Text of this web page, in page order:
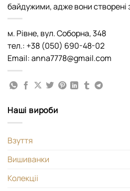
байдужими, адже вони створені
м. Рівне, вул. Соборна, 348
тел.: +38 (050) 690-48-02
Email: anna7778@gmail.com
Наші вироби
Взуття
Вишиванки
Колекціі